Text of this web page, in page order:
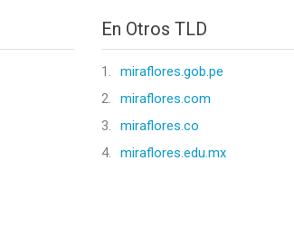
En Otros TLD
1.
miraflores.gob.pe
2.
miraflores.com
3.
miraflores.co
4.
miraflores.edu.mx